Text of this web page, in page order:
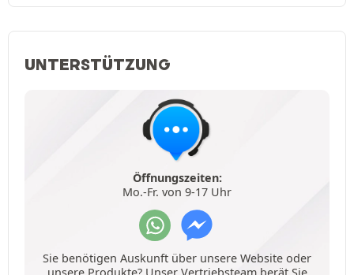
UNTERSTÜTZUNG
Öffnungszeiten:
Mo.-Fr. von 9-17 Uhr
Sie benötigen Auskunft über unsere Website oder
unsere Produkte? Unser Vertriebsteam berät Sie